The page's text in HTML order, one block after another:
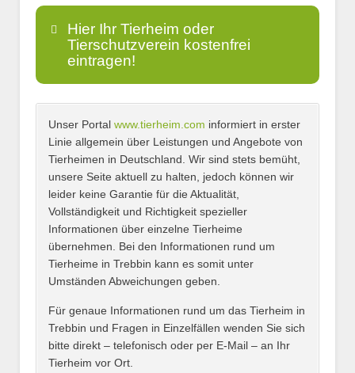
Hier Ihr Tierheim oder
Tierschutzverein kostenfrei
eintragen!
Name*
E-Mail*
Name des Tierheims*
Unser Portal www.tierheim.com informiert in erster
Linie allgemein über Leistungen und Angebote von
Tierheimen in Deutschland. Wir sind stets bemüht,
unsere Seite aktuell zu halten, jedoch können wir
leider keine Garantie für die Aktualität,
Vollständigkeit und Richtigkeit spezieller
Informationen über einzelne Tierheime
übernehmen. Bei den Informationen rund um
Tierheime in Trebbin kann es somit unter
Umständen Abweichungen geben.
Für genaue Informationen rund um das Tierheim in
Trebbin und Fragen in Einzelfällen wenden Sie sich
bitte direkt – telefonisch oder per E-Mail – an Ihr
Tierheim vor Ort.